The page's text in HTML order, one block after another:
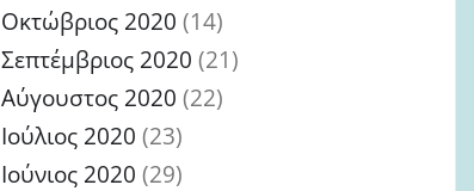
Οκτώβριος 2020 (14)
Σεπτέμβριος 2020 (21)
Αύγουστος 2020 (22)
Ιούλιος 2020 (23)
Ιούνιος 2020 (29)